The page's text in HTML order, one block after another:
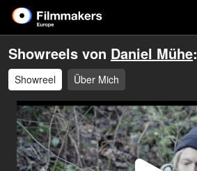
Showreels von Daniel Mühe:
Showreel Über Mich